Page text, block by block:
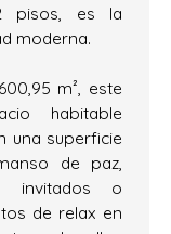
pisos, es la
moderna.
m², este
habitable
una superficie
de paz,
invitados o
de relax en